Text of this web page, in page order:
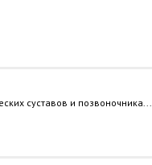
суставов и позвоночника...